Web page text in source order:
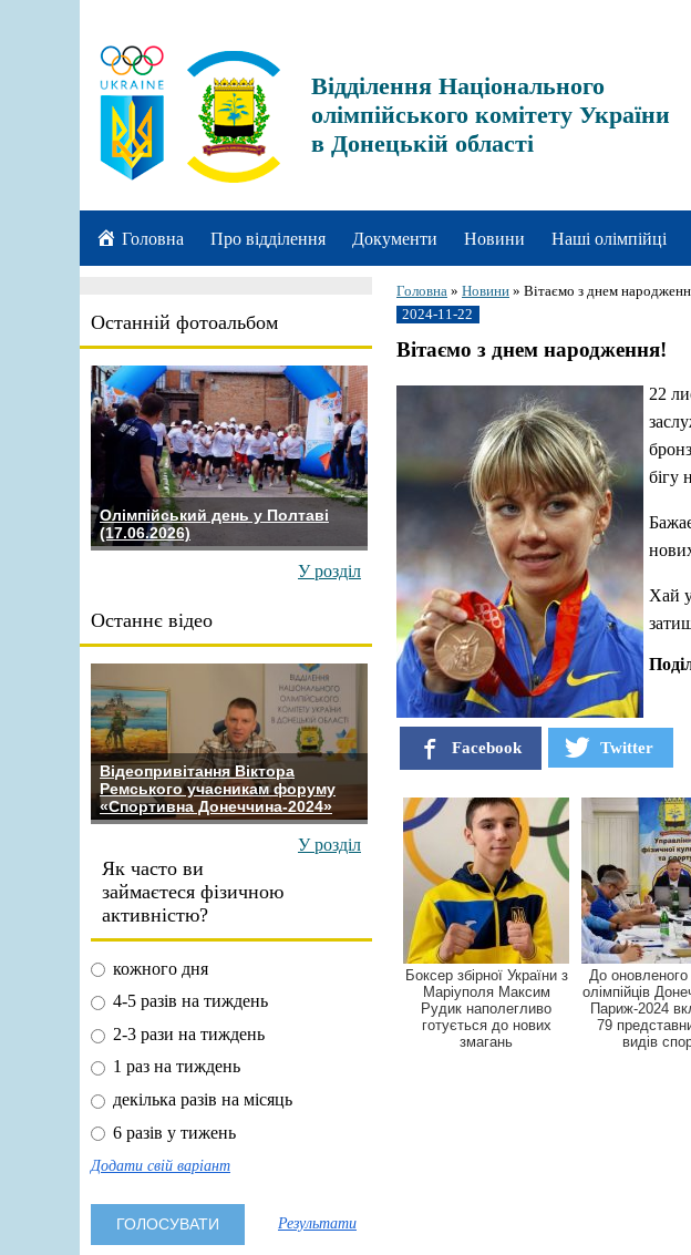
Відділення Національного
олімпійського комітету України
в Донецькій області
Головна Про відділення Документи Новини Наші олімпійці
Останній фотоальбом
Олімпійський день у Полтаві
(17.06.2026)
У розділ
Останнє відео
Відеопривітання Віктора
Ремського учасникам форуму
«Спортивна Донеччина-2024»
У розділ
Як часто ви
займаєтеся фізичною
активністю?
кожного дня
4-5 разів на тиждень
2-3 рази на тиждень
1 раз на тиждень
декілька разів на місяць
6 разів у тижень
Додати свій варіант
Результати
Головна » Новини » Вітаємо з днем
2024-11-22
Вітаємо з днем народження!
22
бігу
Хай
Facebook Twitter
Боксер збірної України з
Маріуполя Максим
Рудик наполегливо
готується до нових
змагань
До
олімпійців
Париж-2024
79
видів